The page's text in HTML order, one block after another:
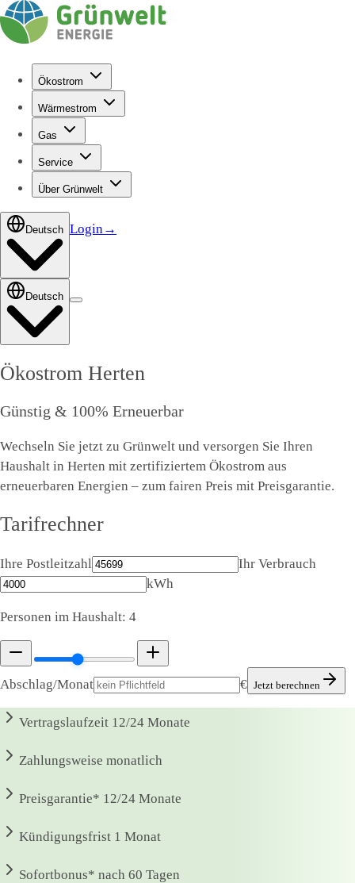
Ökostrom
Wärmestrom
Gas
Service
Über Grünwelt
Deutsch Login→
Deutsch
Ökostrom Herten
Günstig & 100% Erneuerbar
Wechseln Sie jetzt zu Grünwelt und versorgen Sie Ihren
Haushalt in Herten mit zertifiziertem Ökostrom aus
erneuerbaren Energien – zum fairen Preis mit Preisgarantie.
Tarifrechner
Ihre Postleitzahl
Ihr Verbrauch
kWh
Personen im Haushalt: 4
Abschlag/Monat € Jetzt berechnen
Vertragslaufzeit 12/24 Monate
Zahlungsweise monatlich
Preisgarantie* 12/24 Monate
Kündigungsfrist 1 Monat
Sofortbonus* nach 60 Tagen